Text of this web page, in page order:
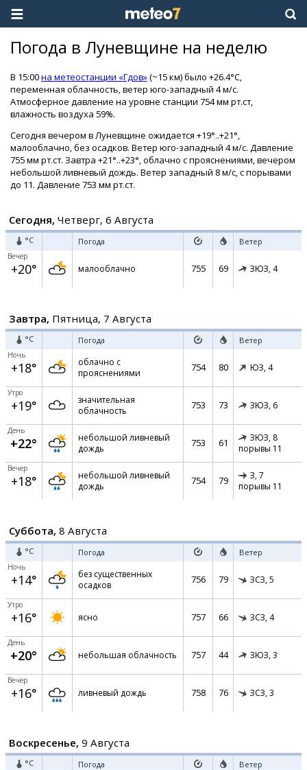
Погода в Луневщине на неделю
В 15:00на метеостанции «Гдов»(~15 км) было +26.4°C,
переменная облачность, ветер юго-западный 4 м/с.
Атмосферное давление на уровне станции 754 мм рт.ст,
влажность воздуха 59%.
Сегодня вечером в Луневщине ожидается +19°..+21°,
малооблачно, без осадков. Ветер юго-западный 4 м/с. Давление
755 мм рт.ст. Завтра +21°..+23°, облачно с прояснениями, вечером
небольшой ливневый дождь. Ветер западный 8 м/с, с порывами
до 11. Давление 753 мм рт.ст.
Сегодня, Четверг, 6 Августа
°C Погода Ветер
Вечер
+20° малооблачно 755 69 ЗЮЗ, 4
Завтра, Пятница, 7 Августа
°C Погода Ветер
Ночь
+18°
облачно с
прояснениями
754 80 ЮЗ, 4
Утро
+19°
значительная
облачность
753 73 ЗЮЗ, 6
День
+22°
небольшой ливневый
дождь
753 61 ЗЮЗ, 8
порывы 11
Вечер
+18°
небольшой ливневый
дождь
754 79 З, 7
порывы 11
Суббота, 8 Августа
°C Погода Ветер
Ночь
+14°
без существенных
осадков
756 79 ЗСЗ, 5
Утро
+16° ясно 757 66 ЗСЗ, 4
День
+20° небольшая облачность 757 44 ЗЮЗ, 3
Вечер
+16° ливневый дождь 758 76 ЗСЗ, 3
Воскресенье, 9 Августа
°C Погода Ветер